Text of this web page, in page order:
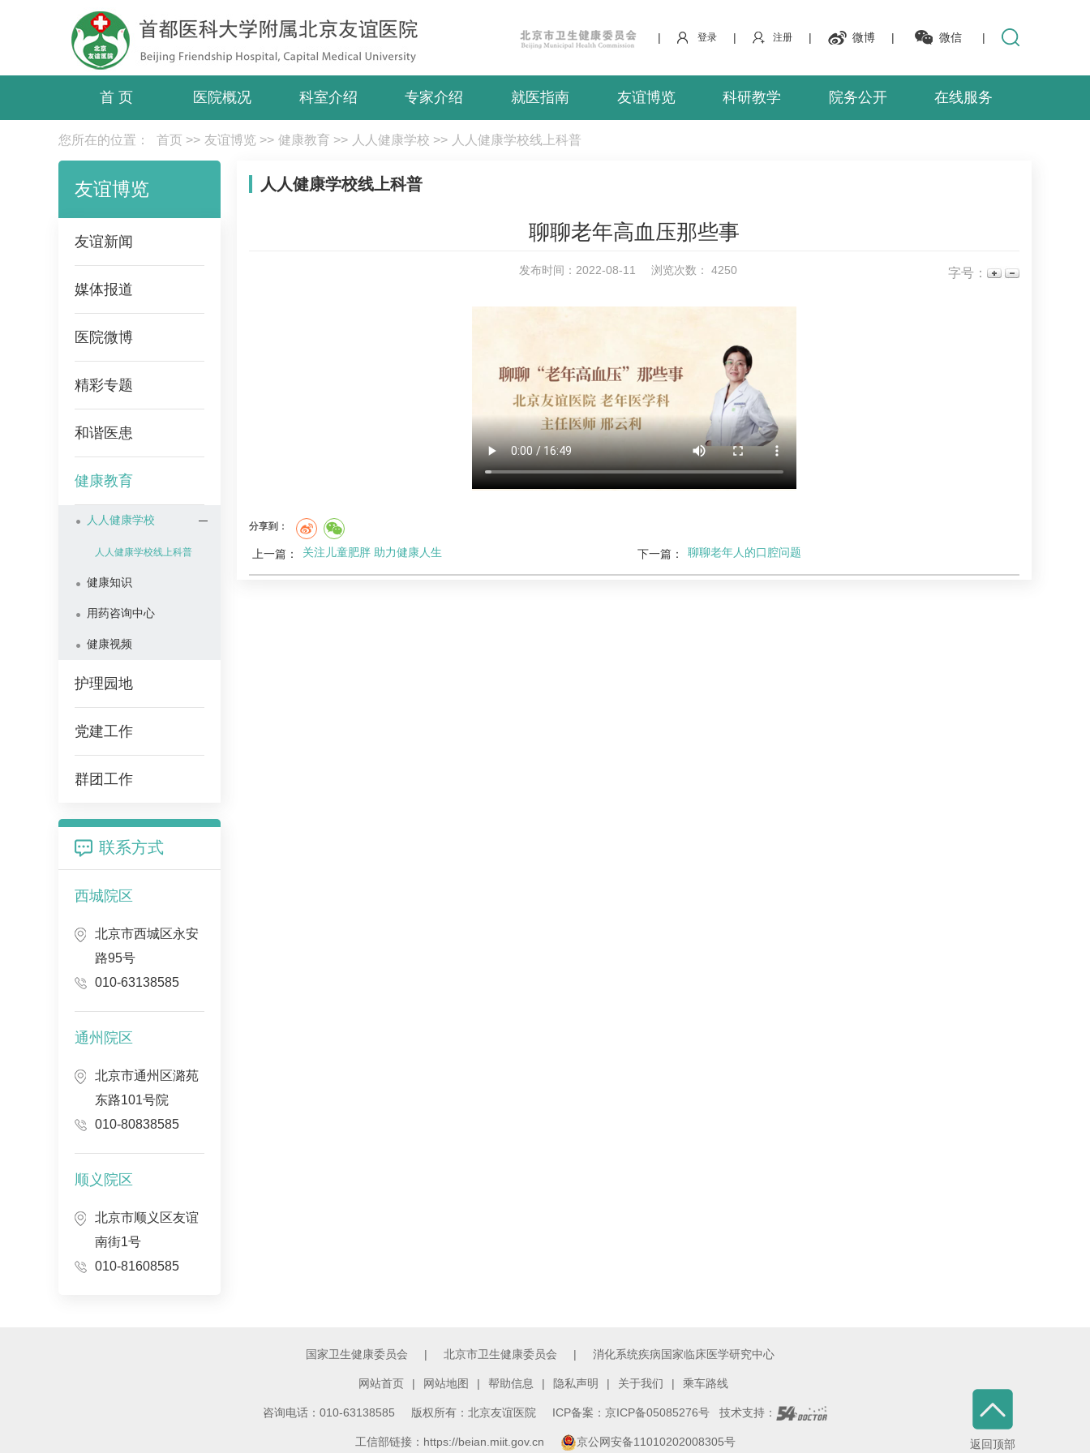
| 登录 | 注册 | 微博 | 微信 |
首 页 医院概况 科室介绍 专家介绍 就医指南 友谊博览 科研教学 院务公开 在线服务
您所在的位置： 首页 >> 友谊博览 >> 健康教育 >> 人人健康学校 >> 人人健康学校线上科普
友谊博览
友谊新闻
媒体报道
医院微博
精彩专题
和谐医患
健康教育
人人健康学校
人人健康学校线上科普
健康知识
用药咨询中心
健康视频
护理园地
党建工作
群团工作
联系方式
西城院区
北京市西城区永安
路95号
010-63138585
通州院区
北京市通州区潞苑
东路101号院
010-80838585
顺义院区
北京市顺义区友谊
南街1号
010-81608585
人人健康学校线上科普
聊聊老年高血压那些事
发布时间：2022-08-11 浏览次数： 4250 字号：
分享到：
上一篇： 关注儿童肥胖 助力健康人生 下一篇： 聊聊老年人的口腔问题
国家卫生健康委员会 | 北京市卫生健康委员会 | 消化系统疾病国家临床医学研究中心
网站首页 | 网站地图 | 帮助信息 | 隐私声明 | 关于我们 | 乘车路线
咨询电话：010-63138585 版权所有：北京友谊医院 ICP备案：京ICP备05085276号 技术支持：
工信部链接：https://beian.miit.gov.cn 京公网安备11010202008305号 返回顶部